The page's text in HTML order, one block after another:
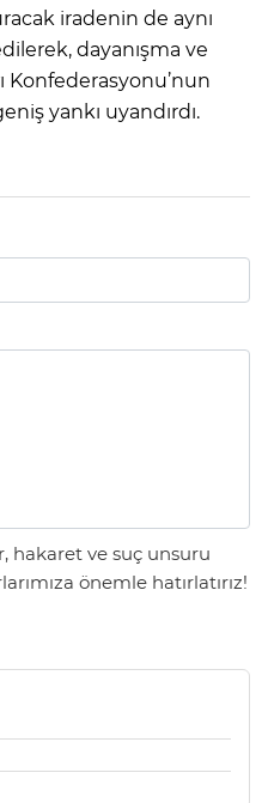
iradenin de aynı
dayanışma ve
Konfederasyonu’nun
yankı uyandırdı.
hakaret ve suç unsuru
önemle hatırlatırız!